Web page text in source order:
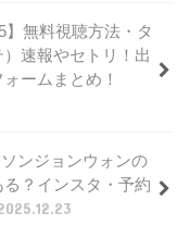
】無料視聴方法・タ
速報やセトリ！出
ームまとめ！
ンジョンウォンの
？インスタ・予約